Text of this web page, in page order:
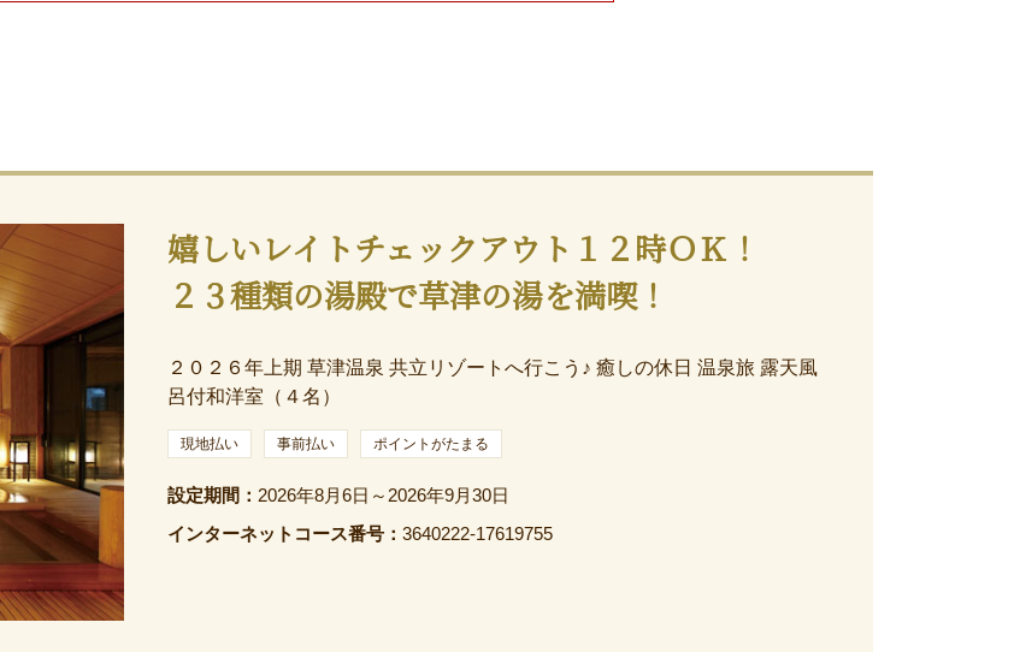
嬉しいレイトチェックアウト１２時ＯＫ！
２３種類の湯殿で草津の湯を満喫！
２０２６年上期 草津温泉 共立リゾートへ行こう♪ 癒しの休日 温泉旅 露天風
呂付和洋室（４名）
現地払い 事前払い ポイントがたまる
設定期間： 2026年8月6日～2026年9月30日
インターネットコース番号：3640222-17619755